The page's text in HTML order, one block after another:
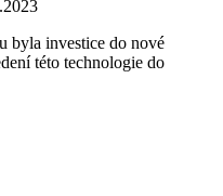
byla investice do nové
této technologie do